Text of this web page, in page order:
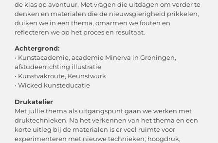
de klas op avontuur. Met vragen die uitdagen om verder te
denken en materialen die de nieuwsgierigheid prikkelen,
duiken we in een thema, omarmen we fouten en
reflecteren we op het proces en resultaat.
Achtergrond:
• Kunstacademie, academie Minerva in Groningen,
afstudeerrichting illustratie
• Kunstvakroute, Keunstwurk
• Wicked kunsteducatie
Drukatelier
Met jullie thema als uitgangspunt gaan we werken met
druktechnieken. Na het verkennen van het thema en een
korte uitleg bij de materialen is er veel ruimte voor
experimenteren met nieuwe technieken; hoogdruk,